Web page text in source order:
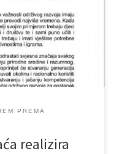
Mreža za ruralni
Evropska unija.
PREMA
realizira